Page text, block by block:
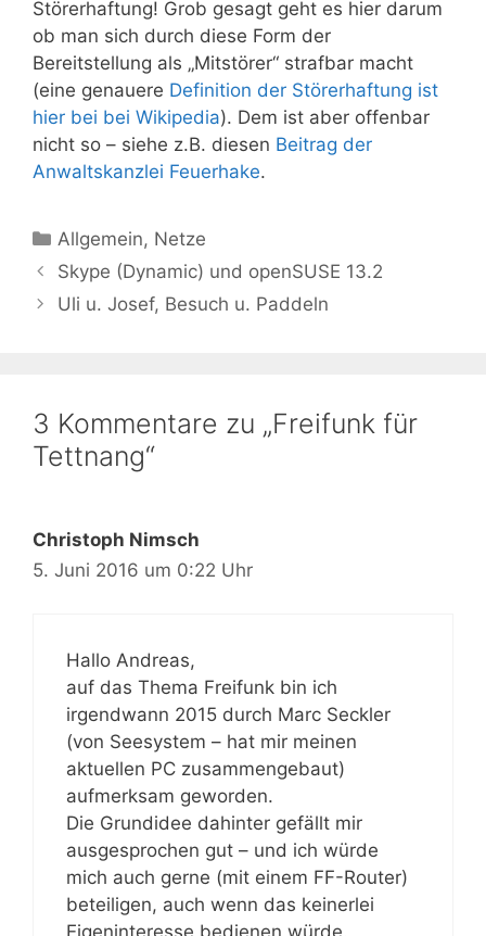
Störerhaftung! Grob gesagt geht es hier darum
ob man sich durch diese Form der
Bereitstellung als „Mitstörer“ strafbar macht
(eine genauere Definition der Störerhaftung ist
hier bei bei Wikipedia). Dem ist aber offenbar
nicht so – siehe z.B. diesen Beitrag der
Anwaltskanzlei Feuerhake.
Kategorien
Allgemein, Netze
Skype (Dynamic) und openSUSE 13.2
Uli u. Josef, Besuch u. Paddeln
3 Kommentare zu „Freifunk für
Tettnang“
Christoph Nimsch
5. Juni 2016 um 0:22 Uhr
Hallo Andreas,
auf das Thema Freifunk bin ich
irgendwann 2015 durch Marc Seckler
(von Seesystem – hat mir meinen
aktuellen PC zusammengebaut)
aufmerksam geworden.
Die Grundidee dahinter gefällt mir
ausgesprochen gut – und ich würde
mich auch gerne (mit einem FF-Router)
beteiligen, auch wenn das keinerlei